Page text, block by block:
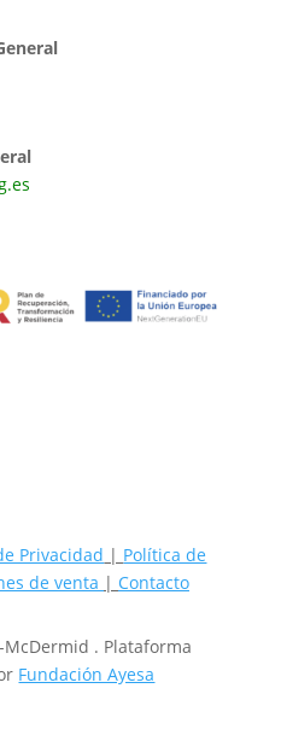
Privacidad | Política de
de venta | Contacto
. Plataforma
Fundación Ayesa